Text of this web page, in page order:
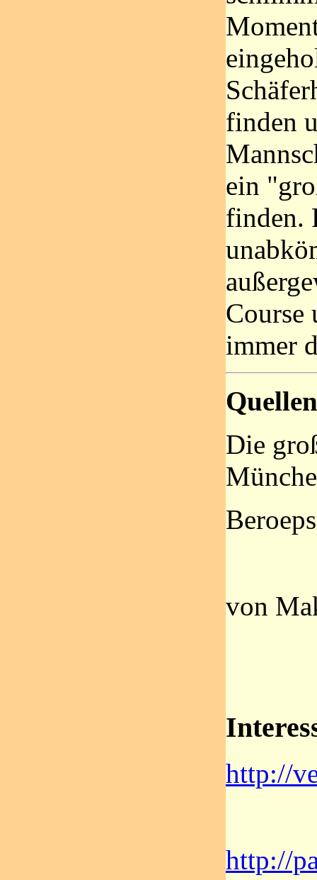
finden
ein
finden.
Course
immer
Die
von
http://
http://